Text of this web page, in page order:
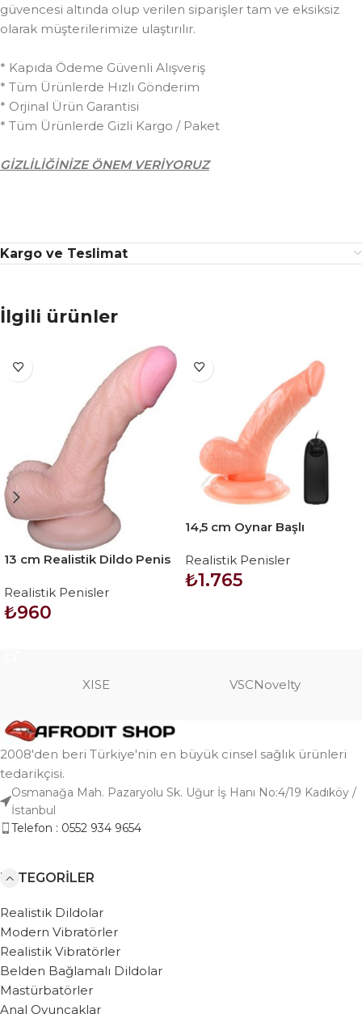
güvencesi altında olup verilen siparişler tam ve eksiksiz
olarak müşterilerimize ulaştırılır.
* Kapıda Ödeme Güvenli Alışveriş
* Tüm Ürünlerde Hızlı Gönderim
* Orjinal Ürün Garantisi
* Tüm Ürünlerde Gizli Kargo / Paket
GİZLİLİĞİNİZE ÖNEM VERİYORUZ
Kargo ve Teslimat
İlgili ürünler
13 cm Realistik Dildo Penis
Realistik Penisler
₺960
14,5 cm Oynar Başlı
Penis – Rota Dong
Realistik Penisler
₺1.765
XISE VSCNovelty
2008'den beri Türkiye'nin en büyük cinsel sağlık ürünleri
tedarikçisi.
Osmanağa Mah. Pazaryolu Sk. Uğur İş Hanı No:4/19 Kadıköy /
İstanbul
Telefon : 0552 934 9654
KATEGORILER
Realistik Dildolar
Modern Vibratörler
Realistik Vibratörler
Belden Bağlamalı Dildolar
Mastürbatörler
Anal Oyuncaklar